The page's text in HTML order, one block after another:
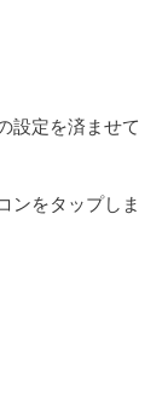
設定を済ませて
ンをタップしま